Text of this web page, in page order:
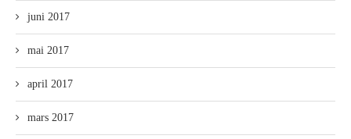
juni 2017
mai 2017
april 2017
mars 2017